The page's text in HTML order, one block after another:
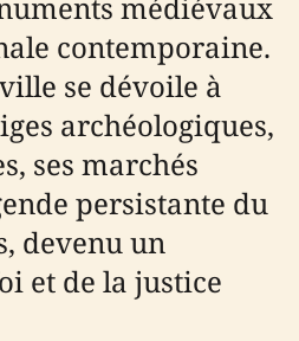
contemporaine.
se dévoile à
archéologiques,
ses marchés
persistante du
devenu un
et de la justice